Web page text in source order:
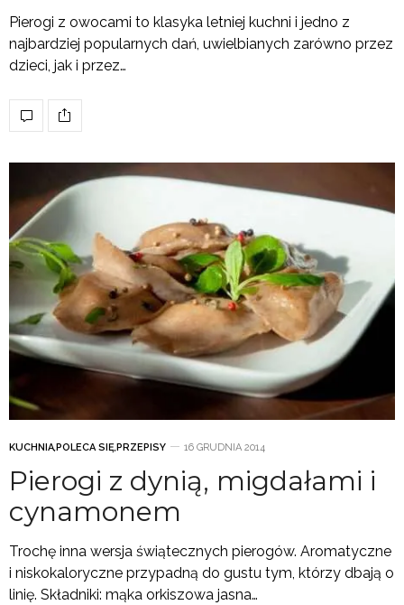
Pierogi z owocami to klasyka letniej kuchni i jedno z
najbardziej popularnych dań, uwielbianych zarówno przez
dzieci, jak i przez…
KUCHNIA,POLECA SIĘ,PRZEPISY 16 GRUDNIA 2014
Pierogi z dynią, migdałami i
cynamonem
Trochę inna wersja świątecznych pierogów. Aromatyczne
i niskokaloryczne przypadną do gustu tym, którzy dbają o
linię. Składniki: mąka orkiszowa jasna…